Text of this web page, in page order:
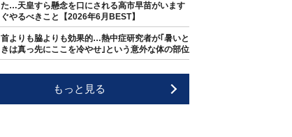
た…天皇すら懸念を口にされる高市早苗がいます
ぐやるべきこと【2026年6月BEST】
首よりも脇よりも効果的…熱中症研究者が｢暑いと
きは真っ先にここを冷やせ｣という意外な体の部位
もっと見る